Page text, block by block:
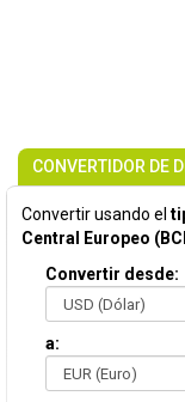
CONVERTIDOR DE
Convertir usando el
Central Europeo
Convertir desde:
a: